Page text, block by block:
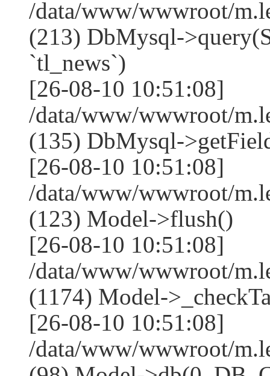
/data/www/wwwroot/
(213) DbMysql-
`tl_news`)
[26-08-10 10:51:08]
/data/www/wwwroot/
(135) DbMysql-
[26-08-10 10:51:08]
/data/www/wwwroot/
(123) Model->flush()
[26-08-10 10:51:08]
/data/www/wwwroot/
(1174) Model-
[26-08-10 10:51:08]
/data/www/wwwroot/